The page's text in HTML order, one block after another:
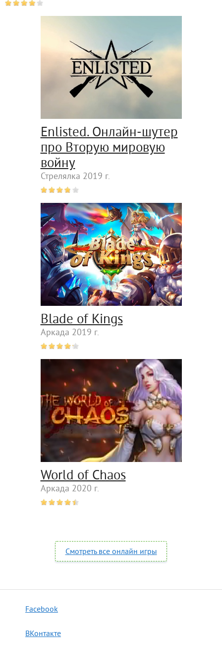
Enlisted. Онлайн-шутер
про Вторую мировую
войну
Стрелялка 2019 г.
Blade of Kings
Аркада 2019 г.
World of Chaos
Аркада 2020 г.
Смотреть все онлайн игры
Facebook
ВКонтакте